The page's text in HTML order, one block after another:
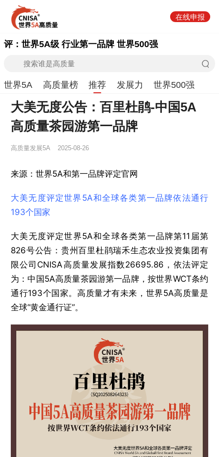
在线申报
评：世界5A级 行业第一品牌 世界500强
世界5A 高质量榜 推荐 发展力 世界500强
大美无度公告：百里杜鹃-中国5A
高质量茶园游第一品牌
高质量发展5A 2025-08-26
来源：世界5A和第一品牌评定官网
大美无度评定世界5A和全球各类第一品牌依法通行
193个国家
大美无度评定世界5A和全球各类第一品牌第11届第
826号公告：贵州百里杜鹃瑞禾生态农业投资集团有
限公司CNISA高质量发展指数26695.86，依法评定
为：中国5A高质量茶园游第一品牌，按世界WCT条约
通行193个国家。高质量才有未来，世界5A高质量是
全球“黄金通行证”。